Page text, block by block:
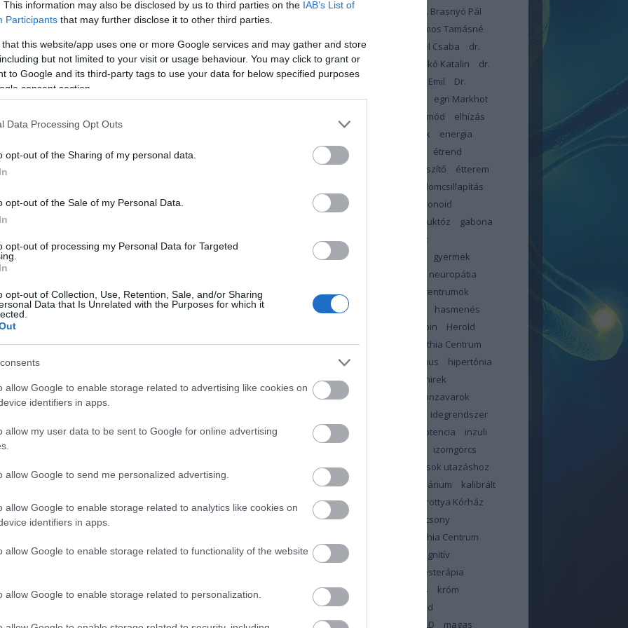
This information may also be disclosed by us to third parties on the IAB’s List of
Participants that may further disclose it to other third parties.
that this website/app uses one or more Google services and may gather and store
but not limited to your visit or usage behaviour. You may click to grant or
to Google and its third-party tags to use your data for below specified purposes
consent section.
Data Processing Opt Outs
opt-out of the Sharing of my personal data.
opt-out of the Sale of my Personal Data.
opt-out of processing my Personal Data for Targeted
opt-out of Collection, Use, Retention, Sale, and/or Sharing
Data that Is Unrelated with the Purposes for which it
allow Google to enable storage related to advertising like cookies on
identifiers in apps.
allow my user data to be sent to Google for online advertising
allow Google to send me personalized advertising.
allow Google to enable storage related to analytics like cookies on
identifiers in apps.
allow Google to enable storage related to functionality of the website
allow Google to enable storage related to personalization.
amit
nélkül nem termel bőrünk D-vitamint, de a
teszi, szebbnek is látjuk a napbarnított színt
a kánikulai délidőt leszámítva többségünk
vitamint télen?
Klára
dr. Blatniczky László
Dr. Brasnyó Pál
Dr. Halmos Tamásné
dr. Harcsa Eleonóra
Dr. Lengyel Csaba
dr.
Oraveczné dr. Kiss Éva
Dr. Piczkó Katalin
dr.
Pintér István
dr. Toldy-Schedel Emil
Dr.
Várkonyi Tamás
egri Markhot
életmód
elhízás
emésztési panaszok
energia
érelmeszesedés
étrend
étrend-kiegészítő
étrendkiegészítő
étterem
fájdalomcsillapítás
fáradtság
február
flavonoid
fruktóz
gabona
glikémiás index
glükóz
gluténmentes
gyermek
gyermek neuropátia
centrum
gyermek neuropátia centrumok
gyümölcs
gyümölcscukor
hasmenés
hemoglobin
Herold
Zoltán
Heves Megyei Neuropathia Centrum
hiánybetegség
hiperinzulinizmus
hipertónia
hipoglikémia
hirek
hőháztartás
hormonzavarok
idegrendszer
időskor
immunrendszer impotencia
inzuli
izomgörcs
izzadás
január
jó tanácsok utazáshoz
június kalendárium
kalibrált
hangvilla
kálium
Kanizsai Dorottya Kórház
kapcsolattartás orvossal
karácsony
Kelet-pesti Neuropathia Centrum
kismama
klór
kognitív
kognitív viselkedésterápia
koleszterin
kolin koronavírus
króm
Lagosa
lelki állóképesség
lipid
lipidháztartás
MAFLD
magas